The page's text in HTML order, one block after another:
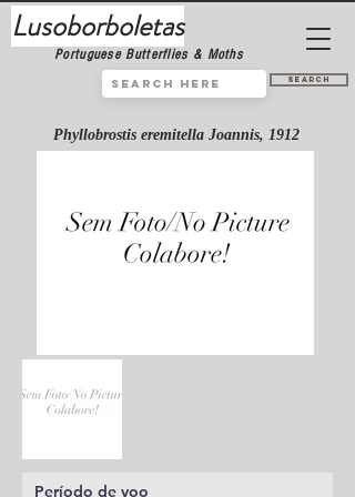
Lusoborboletas
Portuguese Butterflies & Moths
Search
Phyllobrostis eremitella Joannis, 1912
Período de voo